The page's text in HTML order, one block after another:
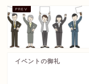
イベントの御礼